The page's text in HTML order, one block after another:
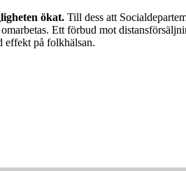
ökat. Till dess att
Ett förbud mot
effekt på folkhälsan.